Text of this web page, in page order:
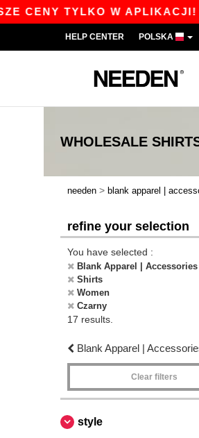
TYLKO W APLIKACJI!|
HELP CENTER POLSKA
WHOLESALE
needen > blank apparel |
refine your selection
You have selected :
Blank Apparel | Accessories
Shirts
Women
Czarny
17 results.
Blank Apparel |
Clear filters
style